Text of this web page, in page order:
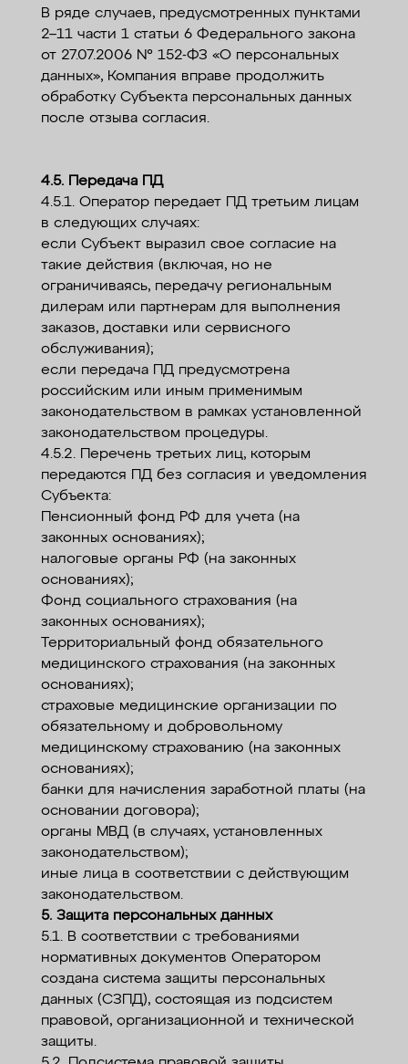
В ряде случаев, предусмотренных пунктами
2–11 части 1 статьи 6 Федерального закона
от 27.07.2006 № 152-ФЗ «О персональных
данных», Компания вправе продолжить
обработку Субъекта персональных данных
после отзыва согласия.
4.5. Передача ПД
4.5.1. Оператор передает ПД третьим лицам
в следующих случаях:
если Субъект выразил свое согласие на
такие действия (включая, но не
ограничиваясь, передачу региональным
дилерам или партнерам для выполнения
заказов, доставки или сервисного
обслуживания);
если передача ПД предусмотрена
российским или иным применимым
законодательством в рамках установленной
законодательством процедуры.
4.5.2. Перечень третьих лиц, которым
передаются ПД без согласия и уведомления
Субъекта:
Пенсионный фонд РФ для учета (на
законных основаниях);
налоговые органы РФ (на законных
основаниях);
Фонд социального страхования (на
законных основаниях);
Территориальный фонд обязательного
медицинского страхования (на законных
основаниях);
страховые медицинские организации по
обязательному и добровольному
медицинскому страхованию (на законных
основаниях);
банки для начисления заработной платы (на
основании договора);
органы МВД (в случаях, установленных
законодательством);
иные лица в соответствии с действующим
законодательством.
5. Защита персональных данных
5.1. В соответствии с требованиями
нормативных документов Оператором
создана система защиты персональных
данных (СЗПД), состоящая из подсистем
правовой, организационной и технической
защиты.